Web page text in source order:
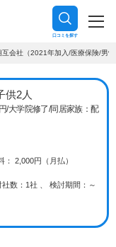
口コミを探す
互会社（2021年加入/医療保険/男
供2人
/大学院修了/同居家族：配
2,000円（月払）
数：1社 、 検討期間：～